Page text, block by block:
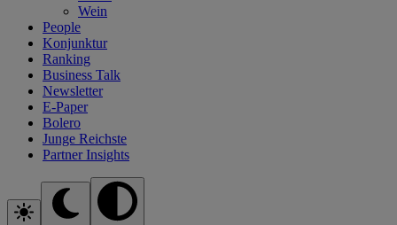
Wein
People
Konjunktur
Ranking
Business Talk
Newsletter
E-Paper
Bolero
Junge Reichste
Partner Insights